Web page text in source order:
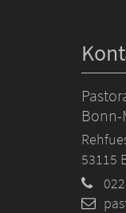
53115